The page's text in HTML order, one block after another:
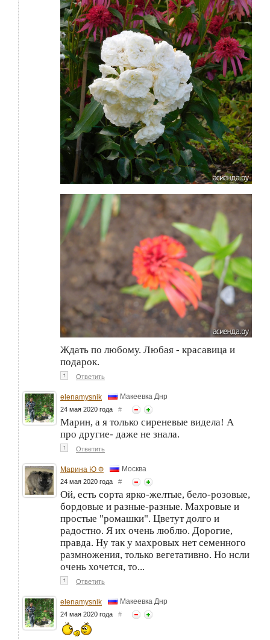
Ждать по любому. Любая - красавица и
подарок.
↑ Ответить
elenamysnik Макеевка Днр
24 мая 2020 года #
Марин, а я только сиреневые видела! А
про другие- даже не знала.
↑ Ответить
Марина Ю Ф Москва
24 мая 2020 года #
Ой, есть сорта ярко-желтые, бело-розовые,
бордовые и разные-разные. Махровые и
простые "ромашки". Цветут долго и
радостно. Я их очень люблю. Дорогие,
правда. Ну так у махровых нет семенного
размножения, только вегетативно. Но нсли
очень хочется, то...
↑ Ответить
elenamysnik Макеевка Днр
24 мая 2020 года #